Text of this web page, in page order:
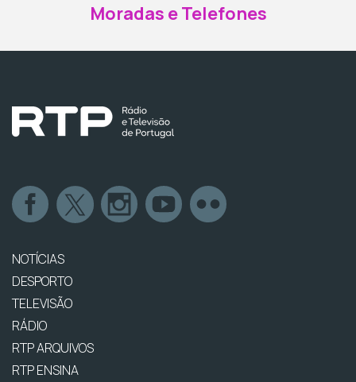
Moradas e Telefones
NOTÍCIAS
DESPORTO
TELEVISÃO
RÁDIO
RTP ARQUIVOS
RTP ENSINA